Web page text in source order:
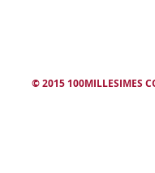
© 2015 100MILLESIMES